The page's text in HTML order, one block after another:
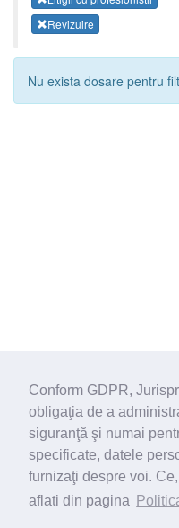
Conform GDPR,
obligaţia de a
siguranţă şi numai
specificate, datele
furnizaţi despre voi.
aflati din pagina
Revizuire
Nu exista dosare pentru